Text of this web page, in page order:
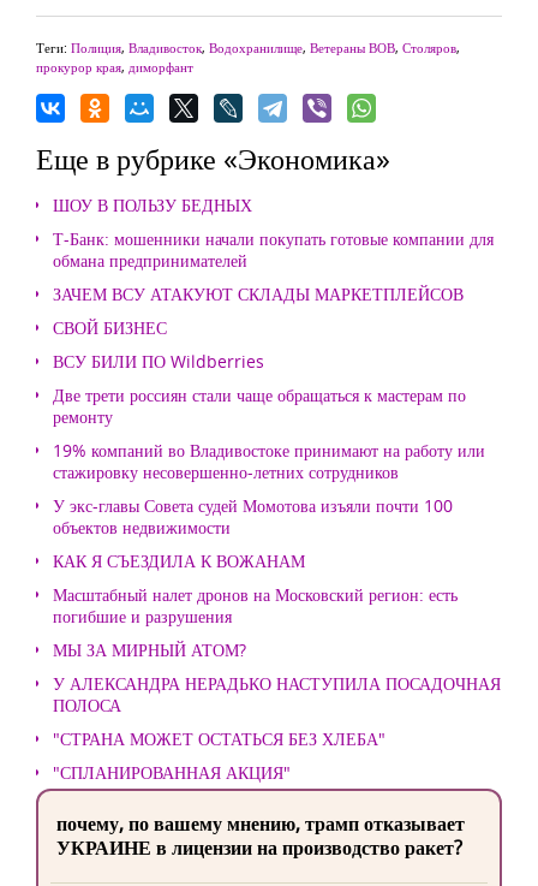
Теги: Полиция, Владивосток, Водохранилище, Ветераны ВОВ, Столяров,
прокурор края, диморфант
Еще в рубрике «Экономика»
ШОУ В ПОЛЬЗУ БЕДНЫХ
Т-Банк: мошенники начали покупать готовые компании для
обмана предпринимателей
ЗАЧЕМ ВСУ АТАКУЮТ СКЛАДЫ МАРКЕТПЛЕЙСОВ
СВОЙ БИЗНЕС
ВСУ БИЛИ ПО Wildberries
Две трети россиян стали чаще обращаться к мастерам по
ремонту
19% компаний во Владивостоке принимают на работу или
стажировку несовершенно-летних сотрудников
У экс-главы Совета судей Момотова изъяли почти 100
объектов недвижимости
КАК Я СЪЕЗДИЛА К ВОЖАНАМ
Масштабный налет дронов на Московский регион: есть
погибшие и разрушения
МЫ ЗА МИРНЫЙ АТОМ?
У АЛЕКСАНДРА НЕРАДЬКО НАСТУПИЛА ПОСАДОЧНАЯ
ПОЛОСА
"СТРАНА МОЖЕТ ОСТАТЬСЯ БЕЗ ХЛЕБА"
"СПЛАНИРОВАННАЯ АКЦИЯ"
почему, по вашему мнению, трамп отказывает
УКРАИНЕ в лицензии на производство ракет?